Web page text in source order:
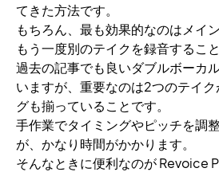
てきた方法です。
もちろん、最も効果的なのはメイ
もう一度別のテイクを録音すること
過去の記事でも良いダブルボーカ
いますが、重要なのは2つのテイ
グも揃っていることです。
手作業でタイミングやピッチを調
が、かなり時間がかかります。
そんなときに便利なのが Revoice